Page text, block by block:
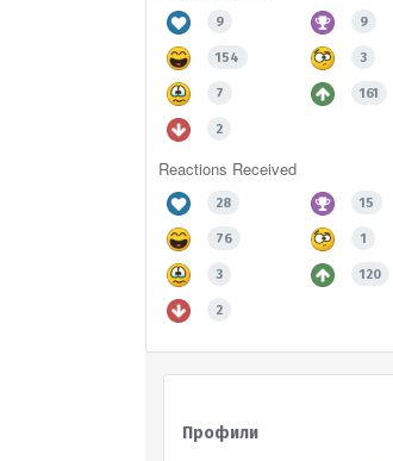
9 9
154 3
7 161
2
Reactions Received
28 15
76 1
3 120
2
Профили